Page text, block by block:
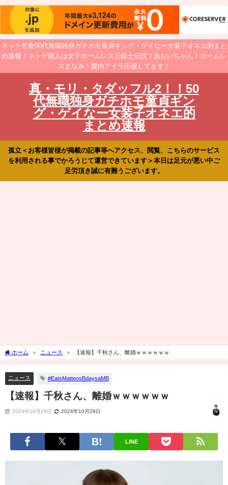
ネット乞食50代無職独身ガチホモ童貞ギング・ゲイなー女装子オネエ的まと
め速報！ネトゲ廃人は女子ホームレス三銃士伝説！あおいちゃん！ホームレ
スまなみ！愛内アイラ応援してます！
真・モリ・タダッフル2！！50
代無職独身ガチホモ童貞ギン
グ・ゲイなー女装子オネエ的
まとめ速報
孤立＜お客様皆様が掲載の記事等へアクセス、閲覧、こちらのサービス
を利用される事でかろうじて運営できています＞本日は足元が悪い中ご
足労頂き誠に有難うございます。
ホーム ニュース 【速報】千秋さん、離婚ｗｗｗｗｗｗ
ニュース #EatsMatteosBdaysaMB
【速報】千秋さん、離婚ｗｗｗｗｗｗ
2024年10月29日 2024年10月29日
LINE